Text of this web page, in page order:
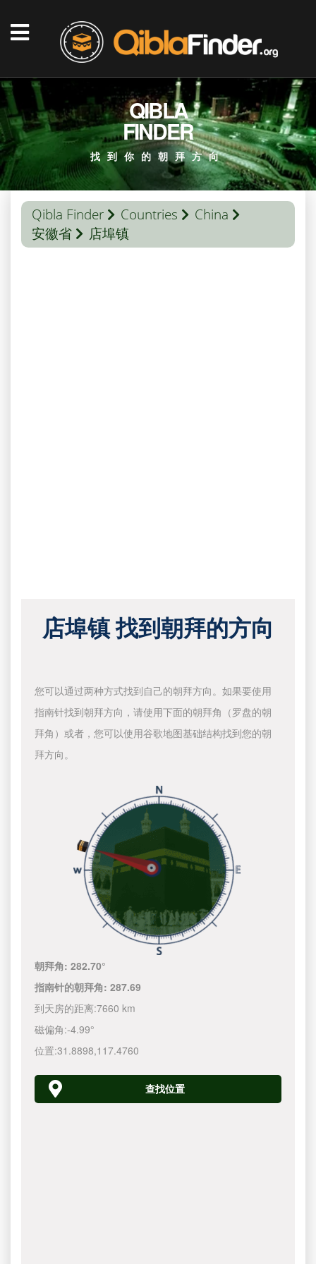
QIBLA
FINDER
找到你的朝拜方向
Qibla Finder Countries
China
安徽省
店埠镇
店埠镇 找到朝拜的方向
您可以通过两种方式找到自己的朝拜方向。如果要使用
指南针找到朝拜方向，请使用下面的朝拜角（罗盘的朝
拜角）或者，您可以使用谷歌地图基础结构找到您的朝
拜方向。
朝拜角:282.70°
指南针的朝拜角:287.69
到天房的距离:7660 km
磁偏角:-4.99°
位置:31.8898,117.4760
查找位置